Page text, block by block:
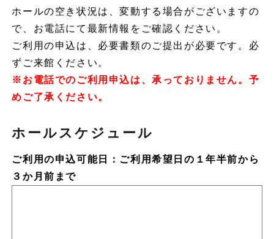
ホールの空き状況は、変動する場合がございますの
で、お電話にて最新情報をご確認ください。
ご利用の申込は、必要書類のご提出が必要です。必
ずご来館ください。
※お電話でのご利用申込は、承っておりません。予
めご了承ください。
ホールスケジュール
ご利用の申込可能日：ご利用希望日の１年半前から
３か月前まで